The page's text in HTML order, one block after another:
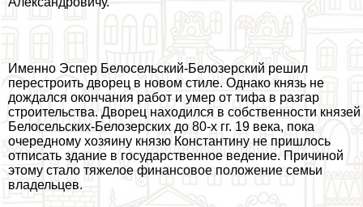
Именно Эспер Белосельский-Белозерский решил
перестроить дворец в новом стиле. Однако князь не
дождался окончания работ и умер от тифа в разгар
строительства. Дворец находился в собственности князей
Белосельских-Белозерских до 80-х гг. 19 века, пока
очередному хозяину князю Константину не пришлось
отписать здание в государственное ведение. Причиной
этому стало тяжелое финансовое положение семьи
владельцев.